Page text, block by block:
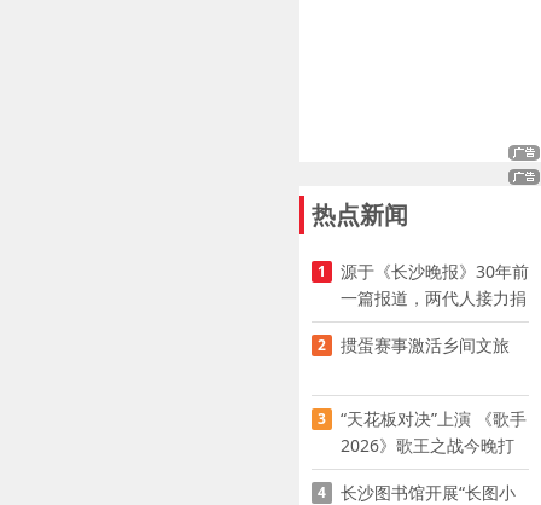
热点新闻
1
源于《长沙晚报》30年前
一篇报道，两代人接力捐
资助学
2 掼蛋赛事激活乡间文旅
3
“天花板对决”上演 《歌手
2026》歌王之战今晚打
响
4
长沙图书馆开展“长图小